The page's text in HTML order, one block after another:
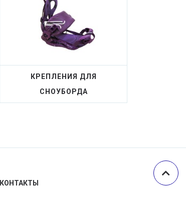
КРЕПЛЕНИЯ ДЛЯ
СНОУБОРДА
КОНТАКТЫ